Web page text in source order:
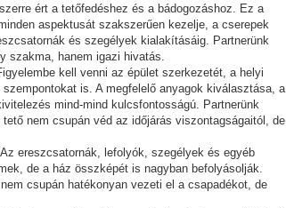
ért a tetőfedéshez és a bádogozáshoz. Ez a
aspektusát szakszerűen kezelje, a cserepek
és szegélyek kialakításáig. Partnerünk
szakma, hanem igazi hivatás.
kell venni az épület szerkezetét, a helyi
is. A megfelelő anyagok kiválasztása, a
mind-mind kulcsfontosságú. Partnerünk
nem csupán véd az időjárás viszontagságaitól, de
ereszcsatornák, lefolyók, szegélyek és egyéb
de a ház összképét is nagyban befolyásolják.
csupán hatékonyan vezeti el a csapadékot, de